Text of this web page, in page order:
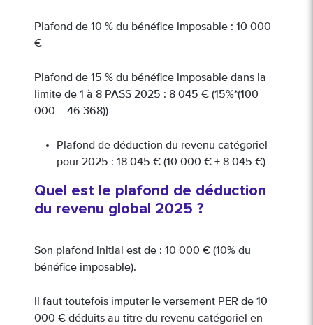
Plafond de 10 % du bénéfice imposable : 10 000
€
Plafond de 15 % du bénéfice imposable dans la
limite de 1 à 8 PASS 2025 : 8 045 € (15%*(100
000 – 46 368))
Plafond de déduction du revenu catégoriel
pour 2025 : 18 045 € (10 000 € + 8 045 €)
Quel est le plafond de déduction
du revenu global 2025 ?
Son plafond initial est de : 10 000 € (10% du
bénéfice imposable).
Il faut toutefois imputer le versement PER de 10
000 € déduits au titre du revenu catégoriel en